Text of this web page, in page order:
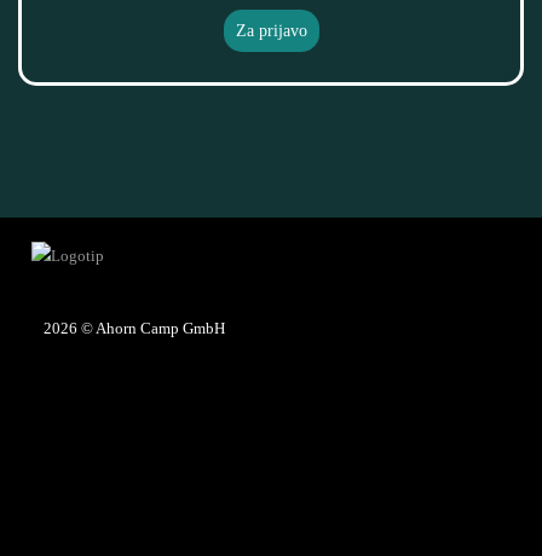
Za prijavo
2026 © Ahorn Camp GmbH